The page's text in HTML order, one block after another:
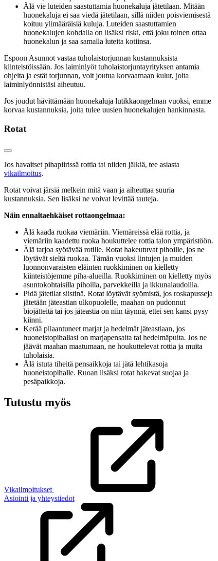
Älä vie luteiden saastuttamia huonekaluja jätetilaan. Mitään
huonekaluja ei saa viedä jätetilaan, sillä niiden poisviemisestä
koituu ylimääräisiä kuluja. Luteiden saastuttamien
huonekalujen kohdalla on lisäksi riski, että joku toinen ottaa
huonekalun ja saa samalla luteita kotiinsa.
Espoon Asunnot vastaa tuholaistorjunnan kustannuksista
kiinteistöissään. Jos laiminlyöt tuholaistorjuntayrityksen antamia
ohjeita ja estät torjunnan, voit joutua korvaamaan kulut, joita
laiminlyönnistäsi aiheutuu.
Jos joudut hävittämään huonekaluja lutikkaongelman vuoksi, emme
korvaa kustannuksia, joita tulee uusien huonekalujen hankinnasta.
Rotat
Jos havaitset pihapiirissä rottia tai niiden jälkiä, tee asiasta
vikailmoitus.
Rotat voivat järsiä melkein mitä vaan ja aiheuttaa suuria
kustannuksia. Sen lisäksi ne voivat levittää tauteja.
Näin ennaltaehkäiset rottaongelmaa:
Älä kaada ruokaa viemäriin. Viemäreissä elää rottia, ja
viemäriin kaadettu ruoka houkuttelee rottia talon ympäristöön.
Älä tarjoa syötävää rotille. Rotat hakeutuvat pihoille, jos ne
löytävät sieltä ruokaa. Tämän vuoksi lintujen ja muiden
luonnonvaraisten eläinten ruokkiminen on kielletty
kiinteistöjemme piha-alueilla. Ruokkiminen on kielletty myös
asuntokohtaisilla pihoilla, parvekkeilla ja ikkunalaudoilla.
Pidä jätetilat siistinä. Rotat löytävät syömistä, jos roskapusseja
jätetään jäteastian ulkopuolelle, maahan on pudonnut
biojätteitä tai jos jäteastia on niin täynnä, ettei sen kansi pysy
kiinni.
Kerää pilaantuneet marjat ja hedelmät jäteastiaan, jos
huoneistopihallasi on marjapensaita tai hedelmäpuita. Jos ne
jäävät maahan maatumaan, ne houkuttelevat rottia ja muita
tuholaisia.
Älä istuta tiheitä pensaikkoja tai jätä lehtikasoja
huoneistopihalle. Ruoan lisäksi rotat hakevat suojaa ja
pesäpaikkoja.
Tutustu myös
Vikailmoitukset
Asiointi ja yhteystiedot